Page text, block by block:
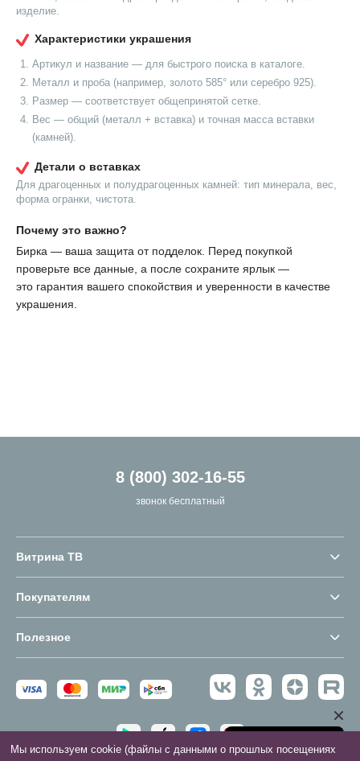
изделие.
Характеристики украшения
Артикул и название — для быстрого поиска в каталоге.
Металл и проба (например, золото 585° или серебро 925).
Размер — соответствует общепринятой сетке.
Вес — общий (металл + вставка) и точная масса вставки
(камней).
Детали о вставках
Для драгоценных и полудрагоценных камней: тип минерала, вес,
форма огранки, чистота.
Почему это важно?
Бирка — ваша защита от подделок. Перед покупкой
проверьте все данные, а после сохраните ярлык —
это гарантия вашего спокойствия и уверенности в качестве
украшения.
8 (800) 302-16-55
звонок бесплатный
Витрина ТВ
Покупателям
Полезное
Мы используем cookie (файлы с данными о прошлых посещениях